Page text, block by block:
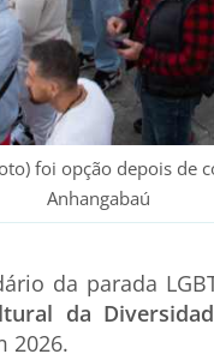
foi opção depois de
Anhangabaú
da parada
da
2026.